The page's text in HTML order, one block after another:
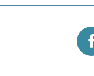
國際｜特
財經｜SA